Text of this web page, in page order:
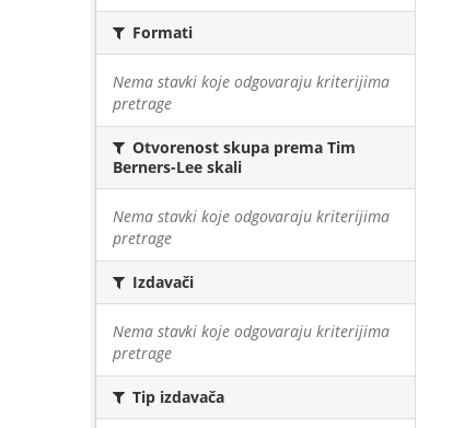
Formati
Nema stavki koje odgovaraju kriterijima
pretrage
Otvorenost skupa prema Tim
Berners-Lee skali
Nema stavki koje odgovaraju kriterijima
pretrage
Izdavači
Nema stavki koje odgovaraju kriterijima
pretrage
Tip izdavača